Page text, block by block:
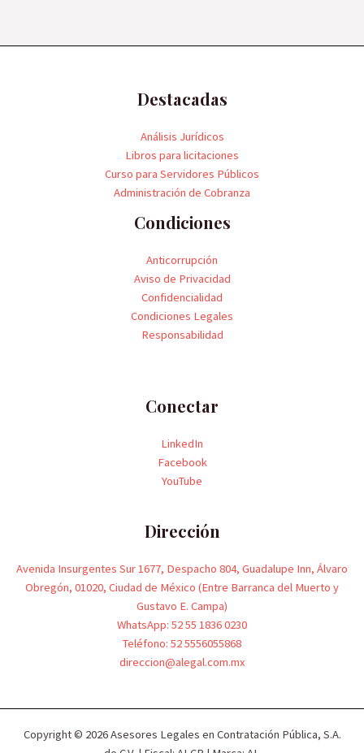
Destacadas
Análisis Jurídicos
Libros para licitaciones
Curso para Servidores Públicos
Administración de Cobranza
Condiciones
Anticorrupción
Aviso de Privacidad
Confidencialidad
Condiciones Legales
Responsabilidad
Conectar
LinkedIn
Facebook
YouTube
Dirección
Avenida Insurgentes Sur 1677, Despacho 804, Guadalupe Inn, Álvaro
Obregón, 01020, Ciudad de México (Entre Barranca del Muerto y
Gustavo E. Campa)
WhatsApp: 52 55 1836 0230
Teléfono: 52 5556055868
direccion@alegal.com.mx
Copyright © 2026 Asesores Legales en Contratación Pública, S.A.